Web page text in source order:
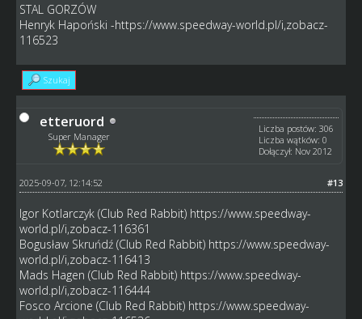
STAL GORZÓW
Henryk Hapoński -https://www.speedway-world.pl/i,zobacz-
116523
Szukaj
etteruord
Super Manager
Liczba postów: 306
Liczba wątków: 0
Dołączył: Nov 2012
#13
2025-09-07, 12:14:52
Igor Kotlarczyk (Club Red Rabbit) https://www.speedway-
world.pl/i,zobacz-116361
Bogusław Skruńdź (Club Red Rabbit) https://www.speedway-
world.pl/i,zobacz-116413
Mads Hagen (Club Red Rabbit) https://www.speedway-
world.pl/i,zobacz-116444
Fosco Arcione (Club Red Rabbit) https://www.speedway-